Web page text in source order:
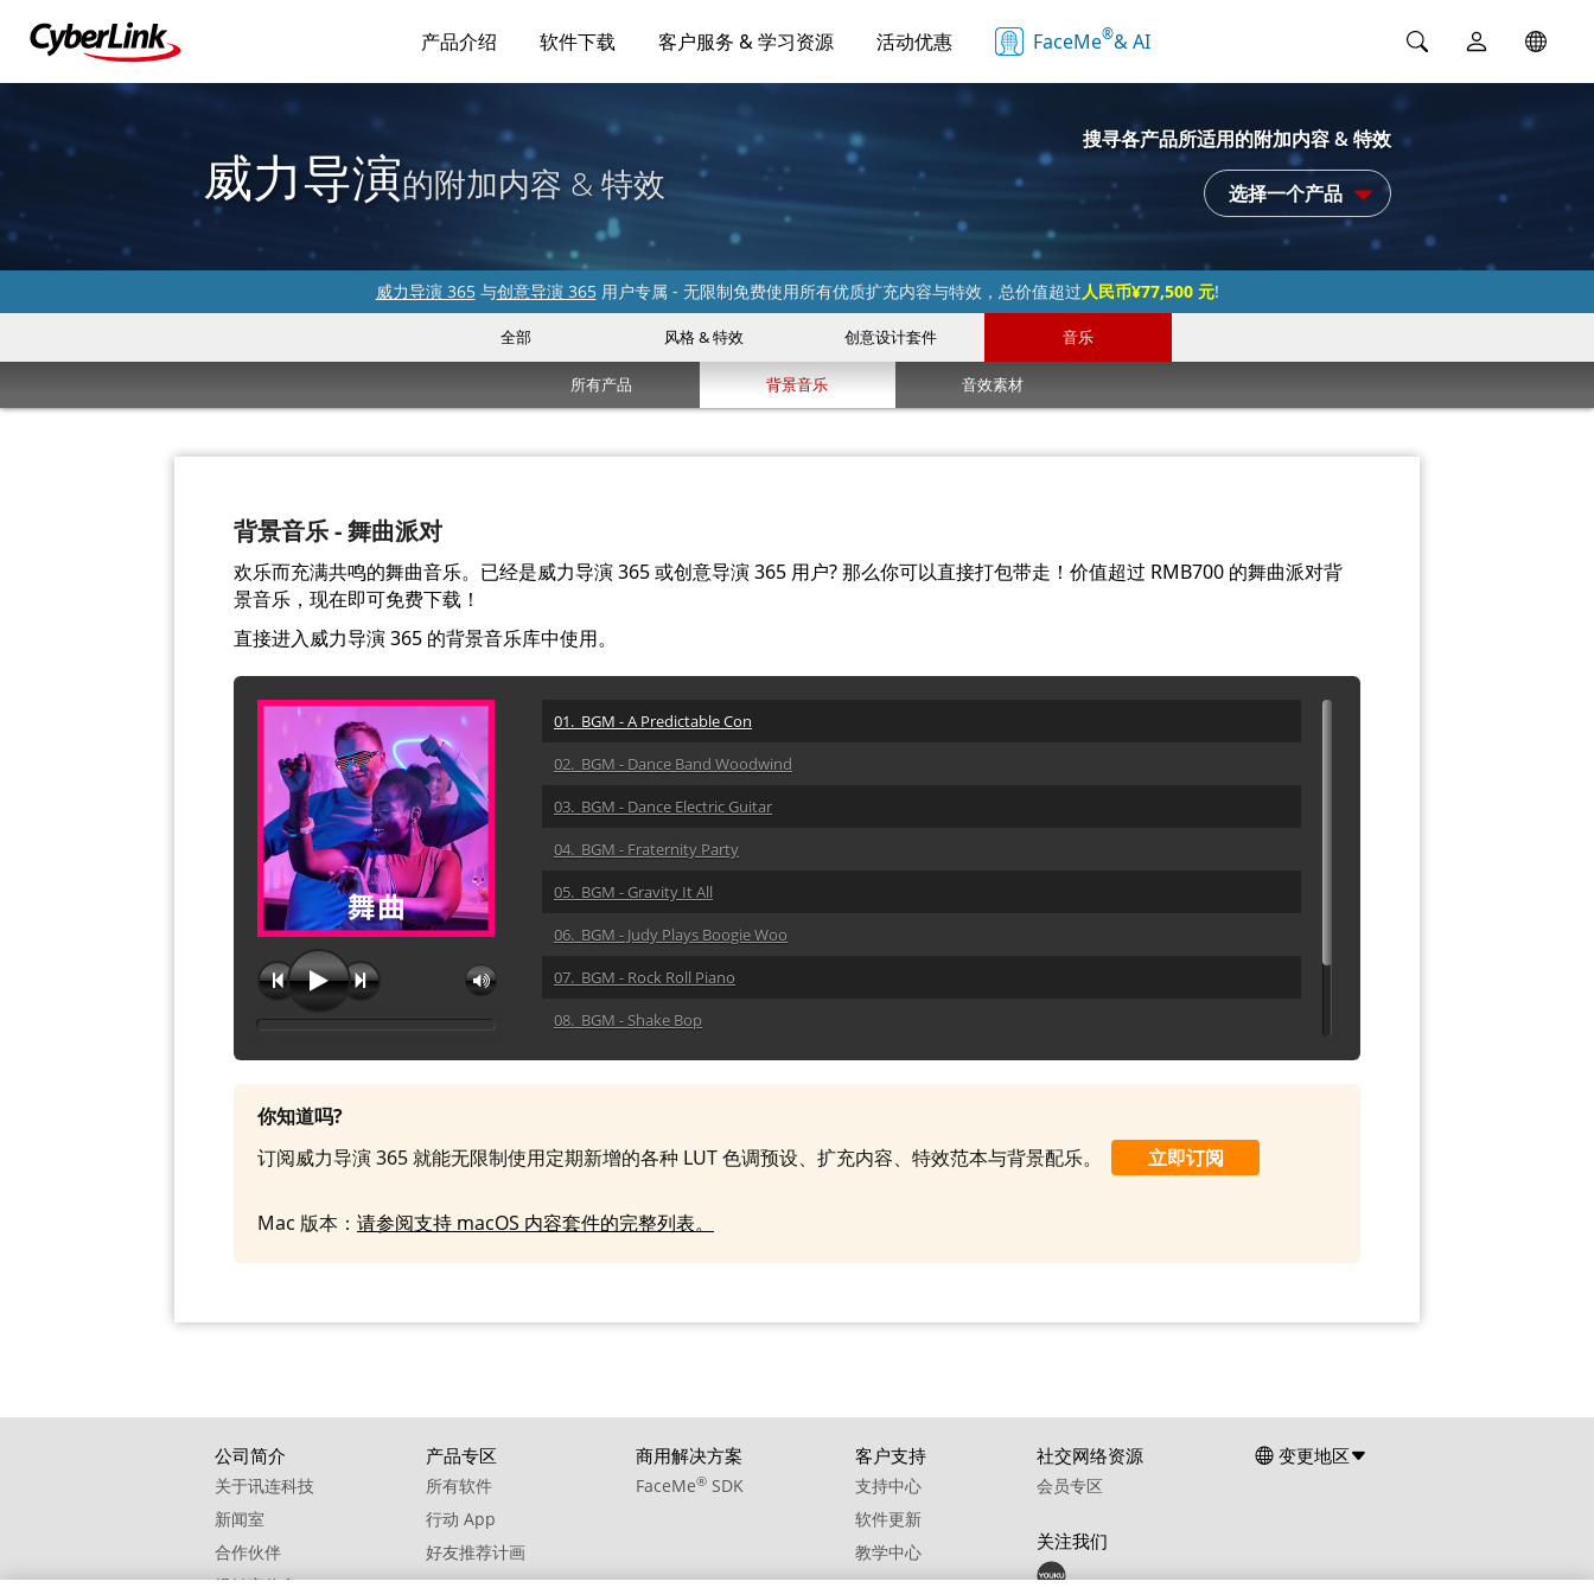
产品介绍 软件下载 客户服务 & 学习资源 活动优惠 FaceMe®& AI
威力导演的附加内容 & 特效
搜寻各产品所适用的附加内容 & 特效
选择一个产品
威力导演 365与创意导演 365用户专属 - 无限制免费使用所有优质扩充内容与特效，总价值超过人民币¥77,500 元!
全部 风格 & 特效 创意设计套件 音乐
所有产品 背景音乐 音效素材
背景音乐 - 舞曲派对
欢乐而充满共鸣的舞曲音乐。已经是威力导演 365 或创意导演 365 用户? 那么你可以直接打包带走！价值超过 RMB700 的舞曲派对背
景音乐，现在即可免费下载！
直接进入威力导演 365 的背景音乐库中使用。
01. BGM - A Predictable Con
02. BGM - Dance Band Woodwind
03. BGM - Dance Electric Guitar
04. BGM - Fraternity Party
05. BGM - Gravity It All
06. BGM - Judy Plays Boogie Woo
07. BGM - Rock Roll Piano
08. BGM - Shake Bop
09. BGM - Tilden
你知道吗?
订阅威力导演 365 就能无限制使用定期新增的各种 LUT 色调预设、扩充内容、特效范本与背景配乐。
立即订阅
Mac 版本： 请参阅支持 macOS 内容套件的完整列表。
公司简介
关于讯连科技
新闻室
合作伙伴
经销商信息
产品专区
所有软件
行动 App
好友推荐计画
商用解决方案
FaceMe® SDK
客户支持
支持中心
软件更新
教学中心
社交网络资源
会员专区
关注我们
变更地区